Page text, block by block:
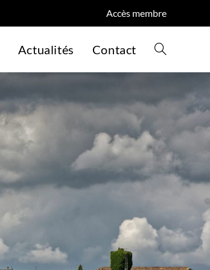
Accès membre
Actualités Contact